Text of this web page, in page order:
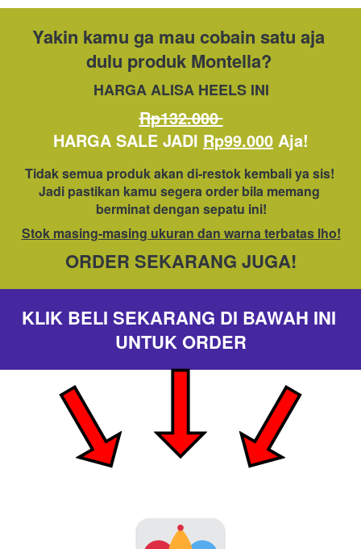
Yakin kamu ga mau cobain satu aja
dulu produk Montella?
HARGA ALISA HEELS INI
Rp132.000
HARGA SALE JADI Rp99.000 Aja!
Tidak semua produk akan di-restok kembali ya sis!
Jadi pastikan kamu segera order bila memang
berminat dengan sepatu ini!
Stok masing-masing ukuran dan warna terbatas lho!
ORDER SEKARANG JUGA!
KLIK BELI SEKARANG DI BAWAH INI
UNTUK ORDER